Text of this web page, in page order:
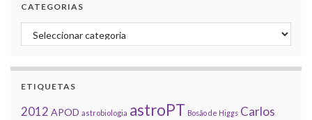
CATEGORIAS
Categorias
ETIQUETAS
2012 APOD astrobiologia astroPT Bosão de Higgs Carlos